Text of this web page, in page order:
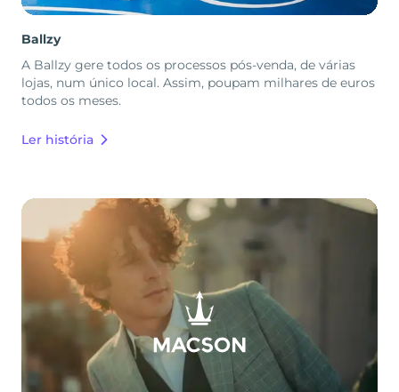
Ballzy
A Ballzy gere todos os processos pós-venda, de várias
lojas, num único local. Assim, poupam milhares de euros
todos os meses.
Ler história